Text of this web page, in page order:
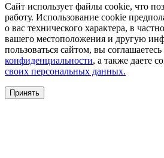
Сайт использует файлы cookie, что
работу. Использование cookie
о вас технического характера, в
вашего местоположения и другую
пользоваться сайтом, вы соглашаетесь
конфиденциальности, а также даете
своих персональных данных.
Принять